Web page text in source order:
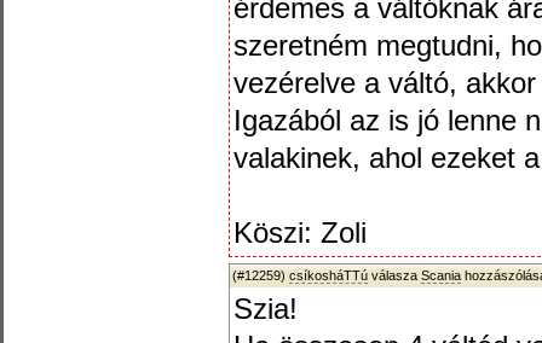
érdemes a váltóknak
szeretném megtudni,
vezérelve a váltó,
Igazából az is jó lenne
valakinek, ahol ezeket
Köszi: Zoli
(#12259) csíkosháTTú válasza Scania
Szia!